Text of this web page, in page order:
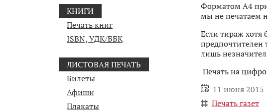
КНИГИ
Печать книг
ISBN, УДК/ББК
ЛИСТОВАЯ ПЕЧАТЬ
Билеты
Афиши
Плакаты
Форматом А4
мы не печатаем
Если тираж хотя
предпочтителен
лишь
Печать на
11 июня 2015
Печать газет